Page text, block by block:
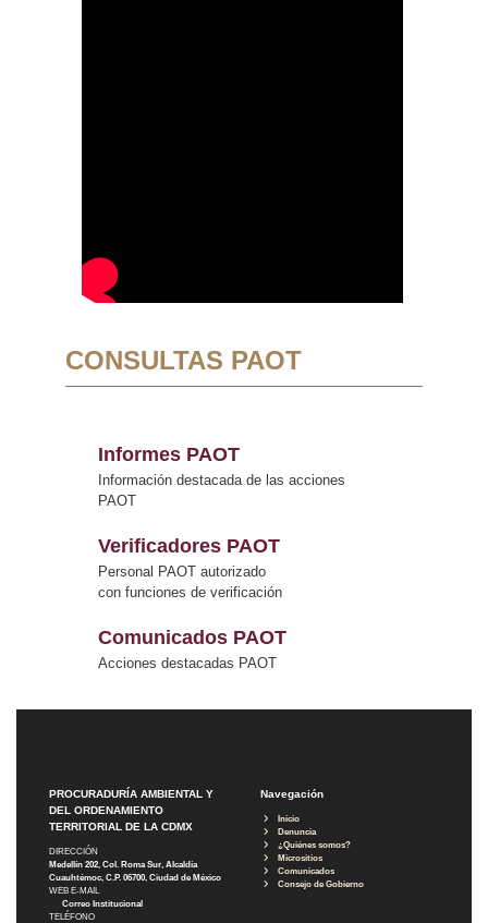
CONSULTAS PAOT
Informes PAOT
Información destacada de las acciones
PAOT
Verificadores PAOT
Personal PAOT autorizado
con funciones de verificación
Comunicados PAOT
Acciones destacadas PAOT
PROCURADURÍA AMBIENTAL Y
DEL ORDENAMIENTO
TERRITORIAL DE LA CDMX
DIRECCIÓN
Medellín 202, Col. Roma Sur, Alcaldía
Cuauhtémoc, C.P. 06700, Ciudad de México
WEB E-MAIL
Correo Institucional
TELÉFONO
Navegación
Inicio
Denuncia
¿Quiénes somos?
Micrositios
Comunicados
Consejo de Gobierno